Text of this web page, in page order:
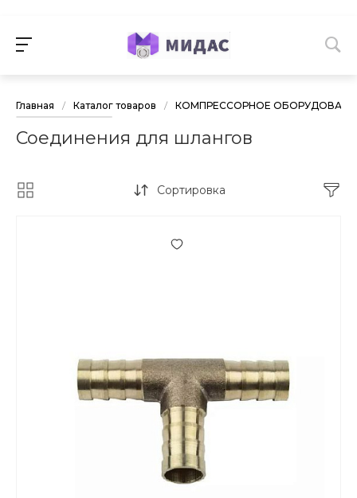
Главная / Каталог товаров / КОМПРЕССОРНОЕ
Соединения для шлангов
Сортировка